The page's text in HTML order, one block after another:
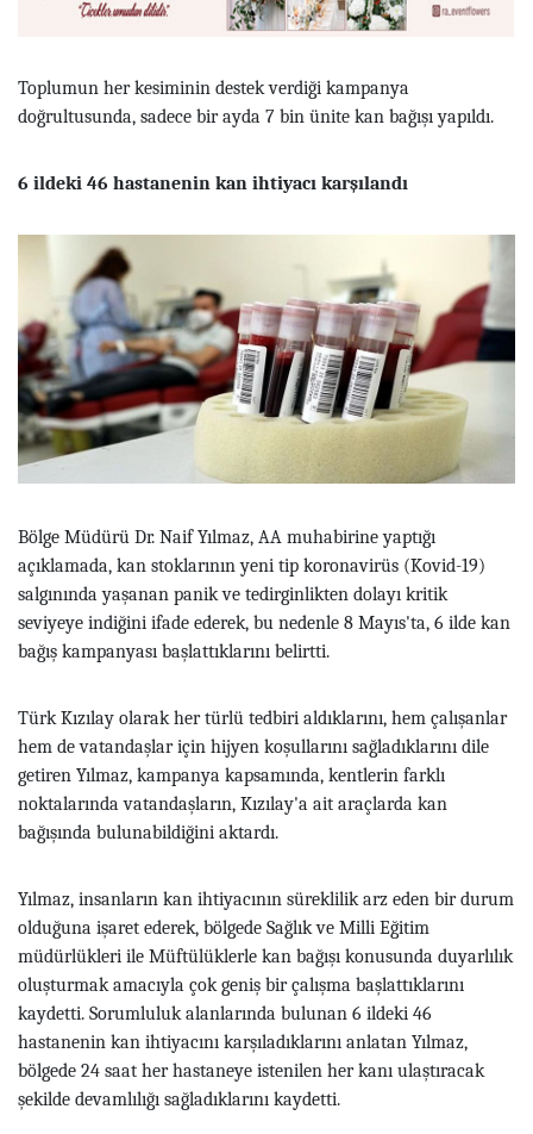
Toplumun her kesiminin destek verdiği kampanya
doğrultusunda, sadece bir ayda 7 bin ünite kan bağışı yapıldı.
6 ildeki 46 hastanenin kan ihtiyacı karşılandı
Bölge Müdürü Dr. Naif Yılmaz, AA muhabirine yaptığı
açıklamada, kan stoklarının yeni tip koronavirüs (Kovid-19)
salgınında yaşanan panik ve tedirginlikten dolayı kritik
seviyeye indiğini ifade ederek, bu nedenle 8 Mayıs'ta, 6 ilde kan
bağış kampanyası başlattıklarını belirtti.
Türk Kızılay olarak her türlü tedbiri aldıklarını, hem çalışanlar
hem de vatandaşlar için hijyen koşullarını sağladıklarını dile
getiren Yılmaz, kampanya kapsamında, kentlerin farklı
noktalarında vatandaşların, Kızılay'a ait araçlarda kan
bağışında bulunabildiğini aktardı.
Yılmaz, insanların kan ihtiyacının süreklilik arz eden bir durum
olduğuna işaret ederek, bölgede Sağlık ve Milli Eğitim
müdürlükleri ile Müftülüklerle kan bağışı konusunda duyarlılık
oluşturmak amacıyla çok geniş bir çalışma başlattıklarını
kaydetti. Sorumluluk alanlarında bulunan 6 ildeki 46
hastanenin kan ihtiyacını karşıladıklarını anlatan Yılmaz,
bölgede 24 saat her hastaneye istenilen her kanı ulaştıracak
şekilde devamlılığı sağladıklarını kaydetti.